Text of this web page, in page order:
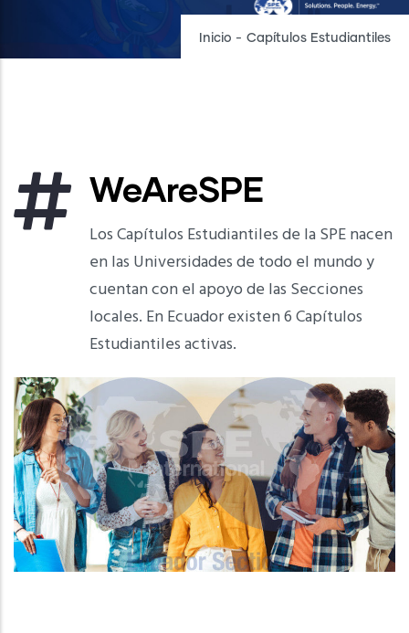
Inicio - Capítulos Estudiantiles
WeAreSPE
Los Capítulos Estudiantiles de la SPE nacen
en las Universidades de todo el mundo y
cuentan con el apoyo de las Secciones
locales. En Ecuador existen 6 Capítulos
Estudiantiles activas.